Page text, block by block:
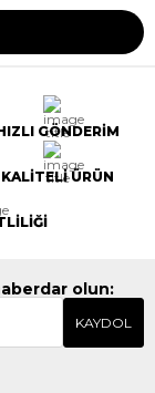
GÖNDERİM
KALİTELİ ÜRÜN
olun:
KAYDOL